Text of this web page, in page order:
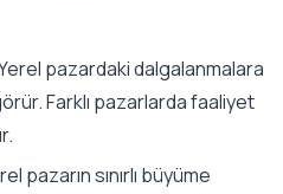
pazardaki dalgalanmalara
Farklı pazarlarda faaliyet
pazarın sınırlı büyüme